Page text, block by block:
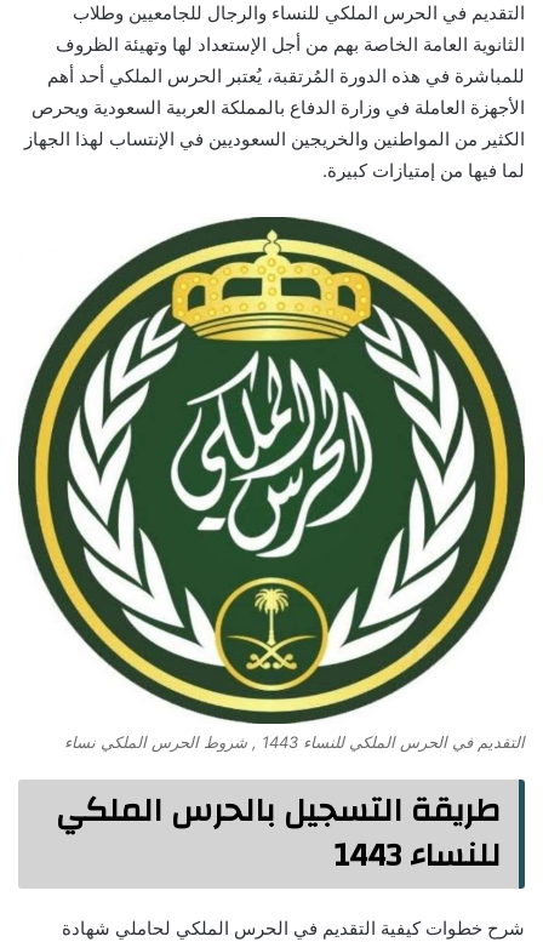
التقديم في الحرس الملكي للنساء والرجال للجامعيين وطلاب
الثانوية العامة الخاصة بهم من أجل الإستعداد لها وتهيئة الظروف
للمباشرة في هذه الدورة المُرتقبة، يُعتبر الحرس الملكي أحد أهم
الأجهزة العاملة في وزارة الدفاع بالمملكة العربية السعودية ويحرص
الكثير من المواطنين والخريجين السعوديين في الإنتساب لهذا الجهاز
لما فيها من إمتيازات كبيرة.
التقديم في الحرس الملكي للنساء 1443 , شروط الحرس الملكي نساء
طريقة التسجيل بالحرس الملكي
للنساء 1443
شرح خطوات كيفية التقديم في الحرس الملكي لحاملي شهادة